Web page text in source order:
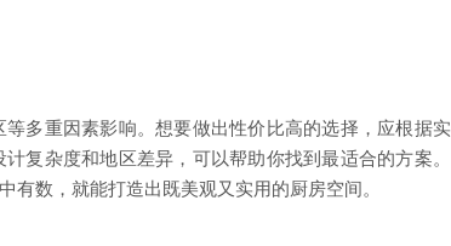
多重因素影响。想要做出性价比高的选择，应根据实
复杂度和地区差异，可以帮助你找到最适合的方案。
有数，就能打造出既美观又实用的厨房空间。